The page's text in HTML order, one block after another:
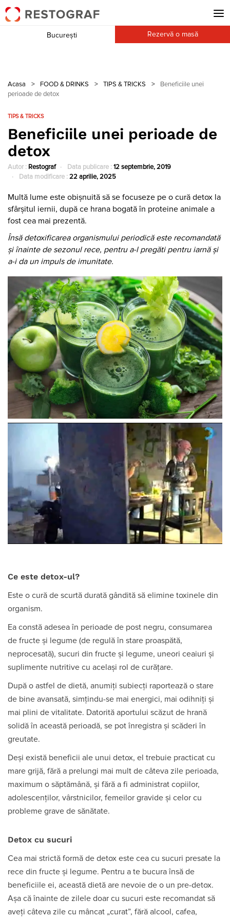
București Rezervă o masă
Acasa > FOOD & DRINKS > TIPS & TRICKS >
Beneficiile unei
perioade de detox
TIPS & TRICKS
Beneficiile unei perioade de
detox
Autor : Restograf Data publicare : 12 septembrie, 2019
Data modificare : 22 aprilie, 2025
Multă lume este obișnuită să se focuseze pe o cură detox la
sfârșitul iernii, după ce hrana bogată în proteine animale a
fost cea mai prezentă.
Însă detoxificarea organismului periodică este recomandată
și înainte de sezonul rece, pentru a-l pregăti pentru iarnă și
a-i da un impuls de imunitate.
Ce este detox-ul?
Este o cură de scurtă durată gândită să elimine toxinele din
organism.
Ea constă adesea în perioade de post negru, consumarea
de fructe și legume (de regulă în stare proaspătă,
neprocesată), sucuri din fructe și legume, uneori ceaiuri și
suplimente nutritive cu același rol de curățare.
După o astfel de dietă, anumiți subiecți raportează o stare
de bine avansată, simțindu-se mai energici, mai odihniți și
mai plini de vitalitate. Datorită aportului scăzut de hrană
solidă în această perioadă, se pot înregistra și scăderi în
greutate.
Deși există beneficii ale unui detox, el trebuie practicat cu
mare grijă, fără a prelungi mai mult de câteva zile perioada,
maximum o săptămână, și fără a fi administrat copiilor,
adolescenților, vârstnicilor, femeilor gravide și celor cu
probleme grave de sănătate.
Detox cu sucuri
Cea mai strictă formă de detox este cea cu sucuri presate la
rece din fructe și legume. Pentru a te bucura însă de
beneficiile ei, această dietă are nevoie de o un pre-detox.
Așa că înainte de zilele doar cu sucuri este recomandat să
aveți câteva zile cu mâncat „curat”, fără alcool, cafea,